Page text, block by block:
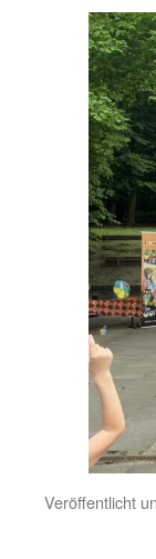
Veröffentlicht